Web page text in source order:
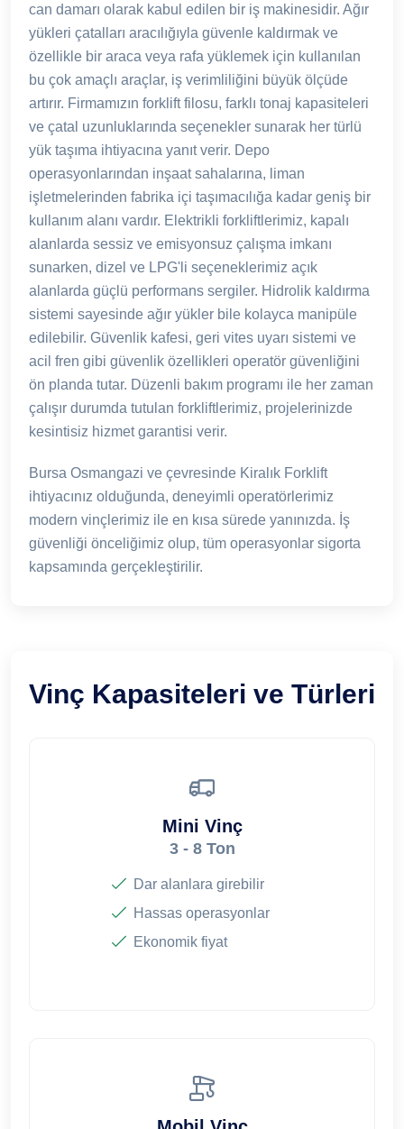
can damarı olarak kabul edilen bir iş makinesidir. Ağır
yükleri çatalları aracılığıyla güvenle kaldırmak ve
özellikle bir araca veya rafa yüklemek için kullanılan
bu çok amaçlı araçlar, iş verimliliğini büyük ölçüde
artırır. Firmamızın forklift filosu, farklı tonaj kapasiteleri
ve çatal uzunluklarında seçenekler sunarak her türlü
yük taşıma ihtiyacına yanıt verir. Depo
operasyonlarından inşaat sahalarına, liman
işletmelerinden fabrika içi taşımacılığa kadar geniş bir
kullanım alanı vardır. Elektrikli forkliftlerimiz, kapalı
alanlarda sessiz ve emisyonsuz çalışma imkanı
sunarken, dizel ve LPG'li seçeneklerimiz açık
alanlarda güçlü performans sergiler. Hidrolik kaldırma
sistemi sayesinde ağır yükler bile kolayca manipüle
edilebilir. Güvenlik kafesi, geri vites uyarı sistemi ve
acil fren gibi güvenlik özellikleri operatör güvenliğini
ön planda tutar. Düzenli bakım programı ile her zaman
çalışır durumda tutulan forkliftlerimiz, projelerinizde
kesintisiz hizmet garantisi verir.
Bursa Osmangazi ve çevresinde Kiralık Forklift
ihtiyacınız olduğunda, deneyimli operatörlerimiz
modern vinçlerimiz ile en kısa sürede yanınızda. İş
güvenliği önceliğimiz olup, tüm operasyonlar sigorta
kapsamında gerçekleştirilir.
Vinç Kapasiteleri ve Türleri
Mini Vinç
3 - 8 Ton
Dar alanlara girebilir
Hassas operasyonlar
Ekonomik fiyat